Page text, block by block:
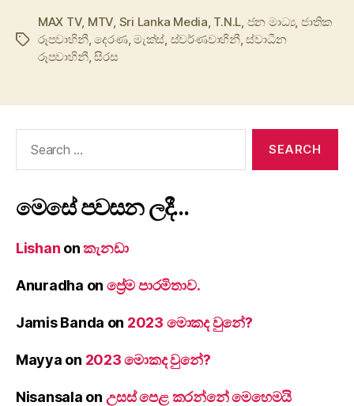
Tags
MAX TV, MTV Sri Lanka Media T.N.L ජන මාධ්‍ය, ජාතික
රූපවාහිනී,දෙරණ, මැක්ස් ස්වර්ණවාහිනී,ස්වාධීන
රූපවාහිනී,සිරස
මෙසේ පවසන ලදී…
Lishan onකැනඩා
Anuradha on ප්‍රේම පාරමිතාව.
Jamis Banda on 2023 මොකද වුනේ?
Mayya on 2023 මොකද වුනේ?
Nisansala on උසස් පෙළ කරන්නේ මෙහෙමයි